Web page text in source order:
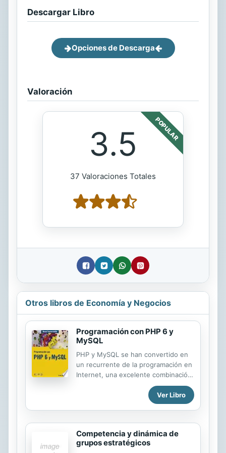
Descargar Libro
Opciones de Descarga
Valoración
POPULAR
3.5
37 Valoraciones Totales
Otros libros de Economía y Negocios
Programación con PHP 6 y
MySQL
PHP y MySQL se han convertido en
un recurrente de la programación en
Internet, una excelente combinación
de lenguaje para la creación de
páginas Web dinámicas y sistema de
gestión de base de datos relacional.
trabajo con PHP y MySQL a través de
su uso para la creación de juegos. Es
el resultado del magisterio y la
Ver Libro
Competencia y dinámica de
grupos estratégicos